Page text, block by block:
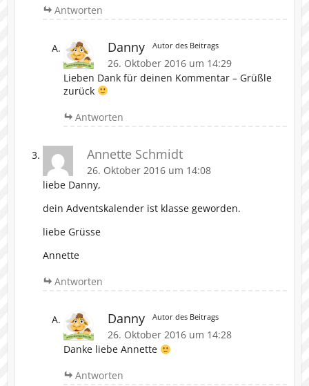
Antworten
Danny Autor des Beitrags
26. Oktober 2016 um 14:29
Lieben Dank für deinen Kommentar – Grüßle
zurück
Antworten
Annette Schmidt
26. Oktober 2016 um 14:08
liebe Danny,
dein Adventskalender ist klasse geworden.
liebe Grüsse
Annette
Antworten
Danny Autor des Beitrags
26. Oktober 2016 um 14:28
Danke liebe Annette
Antworten